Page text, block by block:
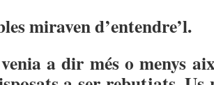
miraven d’entendre’l.
a dir més o menys